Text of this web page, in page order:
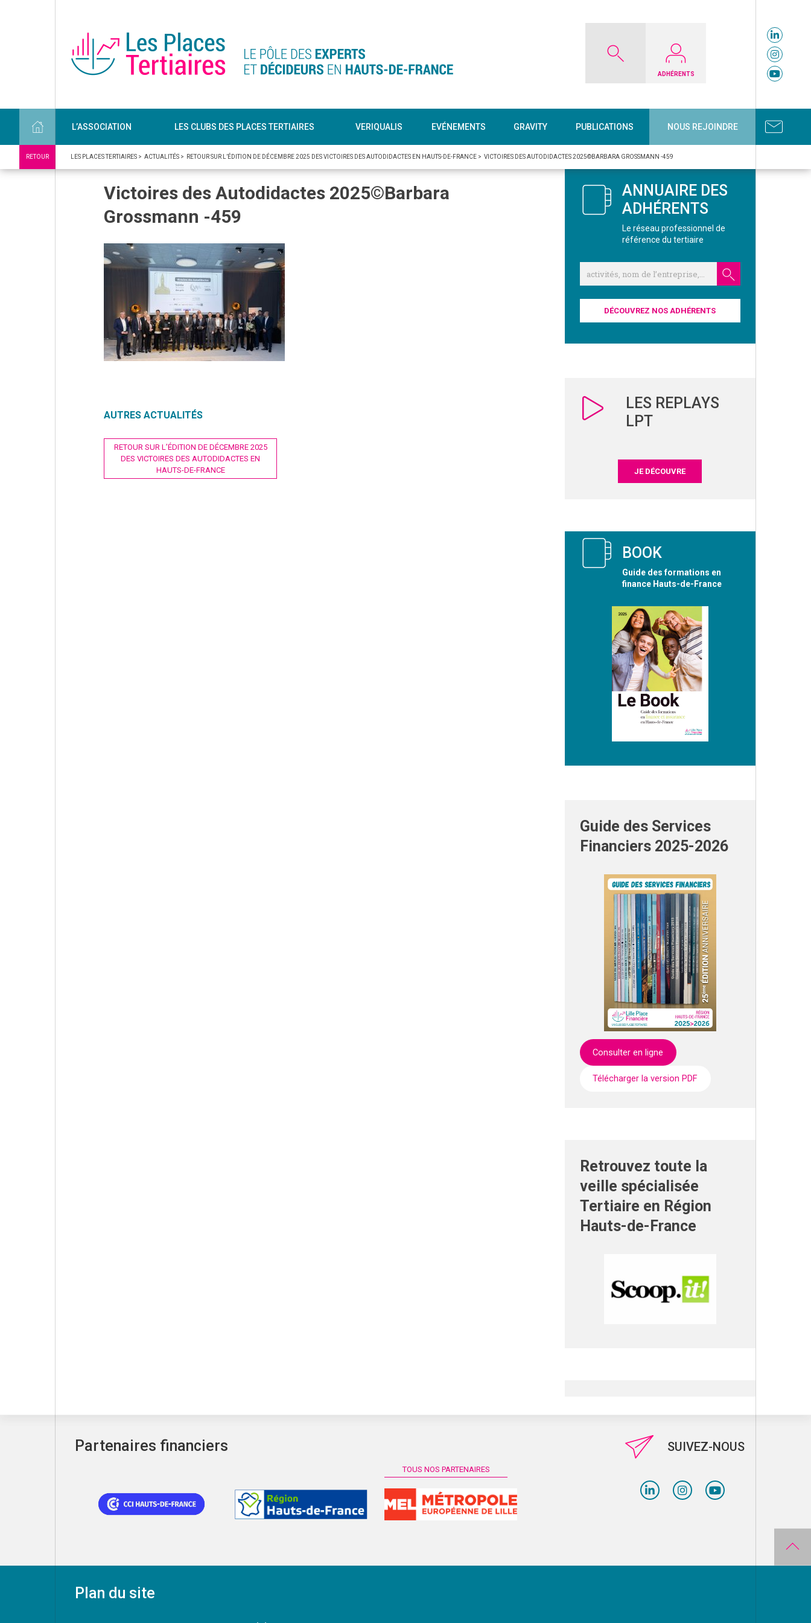
ADHÉRENTS
L’ASSOCIATION LES CLUBS DES PLACES TERTIAIRES VERIQUALIS EVÉNEMENTS GRAVITY PUBLICATIONS NOUS REJOINDRE
RETOUR LES PLACES TERTIAIRES > ACTUALITÉS > RETOUR SUR L’ÉDITION DE DÉCEMBRE 2025 DES VICTOIRES DES AUTODIDACTES EN HAUTS-DE-FRANCE > VICTOIRES DES AUTODIDACTES 2025©BARBARA GROSSMANN -459
Victoires des Autodidactes 2025©Barbara
Grossmann -459
AUTRES ACTUALITÉS
Navigation
RETOUR SUR L’ÉDITION DE DÉCEMBRE 2025
DES VICTOIRES DES AUTODIDACTES EN
HAUTS-DE-FRANCE
ANNUAIRE DES
ADHÉRENTS
Le réseau professionnel de
référence du tertiaire
DÉCOUVREZ NOS ADHÉRENTS
LES REPLAYS
LPT
JE DÉCOUVRE
BOOK
Guide des formations en
finance Hauts-de-France
Guide des Services
Financiers 2025-2026
Consulter en ligne
Télécharger la version PDF
Retrouvez toute la
veille spécialisée
Tertiaire en Région
Hauts-de-France
Partenaires financiers
TOUS NOS PARTENAIRES
SUIVEZ-NOUS
Plan du site